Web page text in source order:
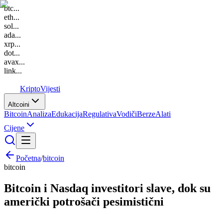
btc...
eth...
sol...
ada...
xrp...
dot...
avax...
link...
KriptoVijesti
Altcoini
BitcoinAnalizaEdukacijaRegulativaVodičiBerzeAlati
Cijene
Početna/bitcoin
bitcoin
Bitcoin i Nasdaq investitori slave, dok su
američki potrošači pesimistični